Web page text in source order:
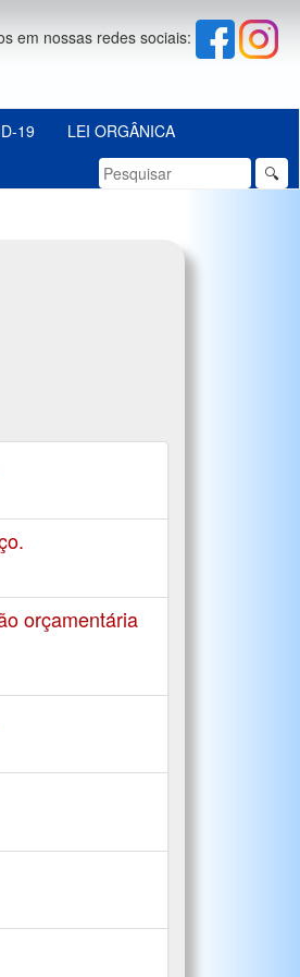
em nossas redes sociais:
19
LEI ORGÂNICA
🔍
orçamentária